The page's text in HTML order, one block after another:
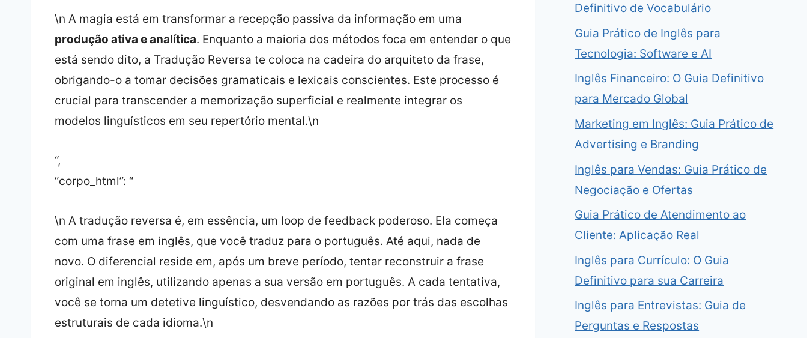
\n A magia está em transformar a recepção passiva da informação em uma
produção ativa e analítica. Enquanto a maioria dos métodos foca em entender o que
está sendo dito, a Tradução Reversa te coloca na cadeira do arquiteto da frase,
obrigando-o a tomar decisões gramaticais e lexicais conscientes. Este processo é
crucial para transcender a memorização superficial e realmente integrar os
modelos linguísticos em seu repertório mental.\n
“,
“corpo_html”: “
\n A tradução reversa é, em essência, um loop de feedback poderoso. Ela começa
com uma frase em inglês, que você traduz para o português. Até aqui, nada de
novo. O diferencial reside em, após um breve período, tentar reconstruir a frase
original em inglês, utilizando apenas a sua versão em português. A cada tentativa,
você se torna um detetive linguístico, desvendando as razões por trás das escolhas
estruturais de cada idioma.\n
Definitivo de Vocabulário
Guia Prático de Inglês para
Tecnologia: Software e AI
Inglês Financeiro: O Guia Definitivo
para Mercado Global
Marketing em Inglês: Guia Prático de
Advertising e Branding
Inglês para Vendas: Guia Prático de
Negociação e Ofertas
Guia Prático de Atendimento ao
Cliente: Aplicação Real
Inglês para Currículo: O Guia
Definitivo para sua Carreira
Inglês para Entrevistas: Guia de
Perguntas e Respostas